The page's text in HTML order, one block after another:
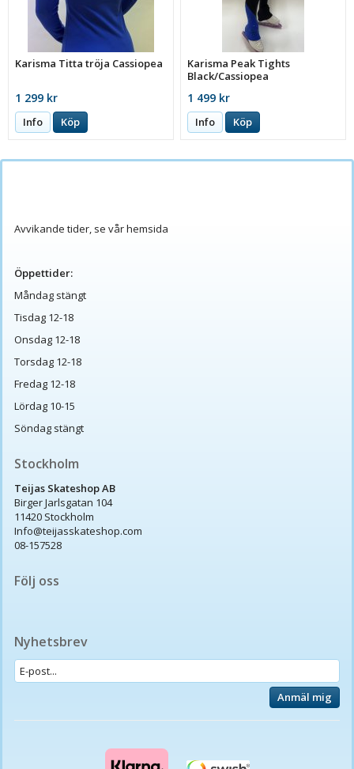
Karisma Titta tröja Cassiopea
1 299 kr
Info Köp
Karisma Peak Tights
Black/Cassiopea
1 499 kr
Info Köp
Avvikande tider, se vår hemsida
Öppettider:
Måndag stängt
Tisdag 12-18
Onsdag 12-18
Torsdag 12-18
Fredag 12-18
Lördag 10-15
Söndag stängt
Stockholm
Teijas Skateshop AB
Birger Jarlsgatan 104
11420 Stockholm
Info@teijasskateshop.com
08-157528
Följ oss
Nyhetsbrev
Anmäl mig